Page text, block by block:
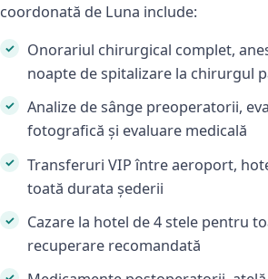
coordonată de Luna include:
Onorariul chirurgical complet,
noapte de spitalizare la chirurgul
Analize de sânge preoperatorii,
fotografică și evaluare medicală
Transferuri VIP între aeroport,
toată durata șederii
Cazare la hotel de 4 stele pentru
recuperare recomandată